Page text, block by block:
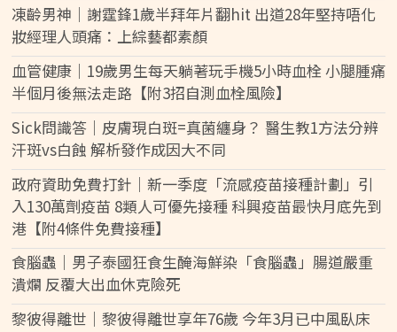
凍齡男神｜謝霆鋒1歲半拜年片翻hit 出道28年堅持唔化
妝經理人頭痛：上綜藝都素顏
血管健康｜19歲男生每天躺著玩手機5小時血栓 小腿腫痛
半個月後無法走路【附3招自測血栓風險】
Sick問識答｜皮膚現白斑=真菌纏身？ 醫生教1方法分辨
汗斑vs白蝕 解析發作成因大不同
政府資助免費打針｜新一季度「流感疫苗接種計劃」引
入130萬劑疫苗 8類人可優先接種 科興疫苗最快月底先到
港【附4條件免費接種】
食腦蟲｜男子泰國狂食生醃海鮮染「食腦蟲」腸道嚴重
潰爛 反覆大出血休克險死
黎彼得離世｜黎彼得離世享年76歲 今年3月已中風臥床